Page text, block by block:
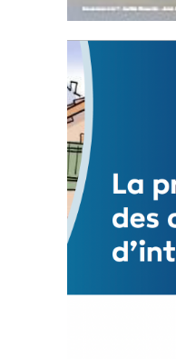
Statut de
3 avril 2024
Mise à jour avril
FEUILLETER